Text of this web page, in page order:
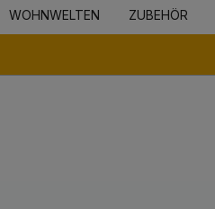
WOHNWELTEN ZUBEHÖR